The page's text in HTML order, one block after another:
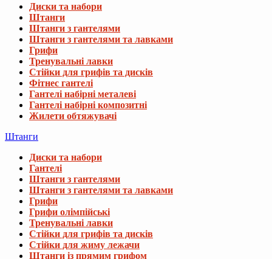
Диски та набори
Штанги
Штанги з гантелями
Штанги з гантелями та лавками
Грифи
Тренувальні лавки
Стійки для грифів та дисків
Фітнес гантелі
Гантелі набірні металеві
Гантелі набірні композитні
Жилети обтяжувачі
Штанги
Диски та набори
Гантелі
Штанги з гантелями
Штанги з гантелями та лавками
Грифи
Грифи олімпійські
Тренувальні лавки
Стійки для грифів та дисків
Стійки для жиму лежачи
Штанги із прямим грифом